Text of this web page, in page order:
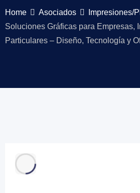
Home Asociados Impresiones/
Soluciones Gráficas para Empresas,
Particulares – Diseño, Tecnología y